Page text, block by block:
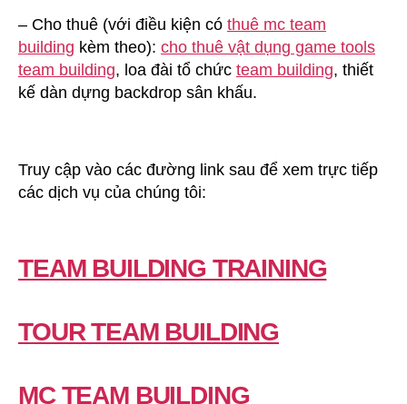
– Cho thuê (với điều kiện có thuê mc team
building kèm theo): cho thuê vật dụng game tools
team building, loa đài tổ chức team building, thiết
kế dàn dựng backdrop sân khấu.
Truy cập vào các đường link sau để xem trực tiếp
các dịch vụ của chúng tôi:
TEAM BUILDING TRAINING
TOUR TEAM BUILDING
MC TEAM BUILDING